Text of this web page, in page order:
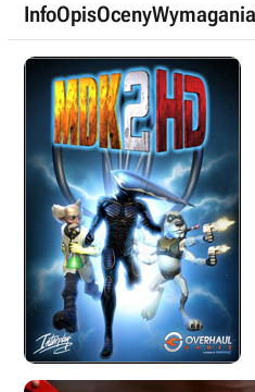
InfoOpisOcenyWymagania